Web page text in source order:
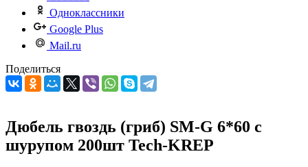
Одноклассники
Google Plus
Mail.ru
Поделиться
Дюбель гвоздь (гриб) SM-G 6*60 с
шурупом 200шт Tech-KREP